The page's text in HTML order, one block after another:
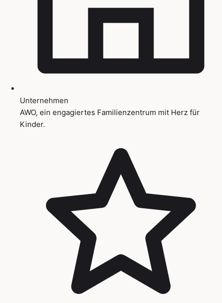
Unternehmen
AWO, ein engagiertes Familienzentrum mit Herz für
Kinder.